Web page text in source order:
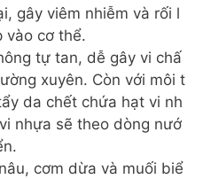
gây viêm nhiễm và rối l
vào cơ thể.
tự tan, dễ gây vi chấ
xuyên. Còn với môi t
da chết chứa hạt vi nh
nhựa sẽ theo dòng nướ
cơm dừa và muối biể